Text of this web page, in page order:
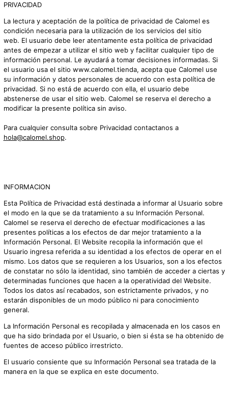
PRIVACIDAD
La lectura y aceptación de la política de privacidad de Calomel es
condición necesaria para la utilización de los servicios del sitio
web. El usuario debe leer atentamente esta política de privacidad
antes de empezar a utilizar el sitio web y facilitar cualquier tipo de
información personal. Le ayudará a tomar decisiones informadas. Si
el usuario usa el sitio www.calomel.tienda, acepta que Calomel use
su información y datos personales de acuerdo con esta política de
privacidad. Si no está de acuerdo con ella, el usuario debe
abstenerse de usar el sitio web. Calomel se reserva el derecho a
modificar la presente política sin aviso.
Para cualquier consulta sobre Privacidad contactanos a
hola@calomel.shop.
INFORMACION
Esta Política de Privacidad está destinada a informar al Usuario sobre
el modo en la que se da tratamiento a su Información Personal.
Calomel se reserva el derecho de efectuar modificaciones a las
presentes políticas a los efectos de dar mejor tratamiento a la
Información Personal. El Website recopila la información que el
Usuario ingresa referida a su identidad a los efectos de operar en el
mismo. Los datos que se requieren a los Usuarios, son a los efectos
de constatar no sólo la identidad, sino también de acceder a ciertas y
determinadas funciones que hacen a la operatividad del Website.
Todos los datos así recabados, son estrictamente privados, y no
estarán disponibles de un modo público ni para conocimiento
general.
La Información Personal es recopilada y almacenada en los casos en
que ha sido brindada por el Usuario, o bien si ésta se ha obtenido de
fuentes de acceso público irrestricto.
El usuario consiente que su Información Personal sea tratada de la
manera en la que se explica en este documento.